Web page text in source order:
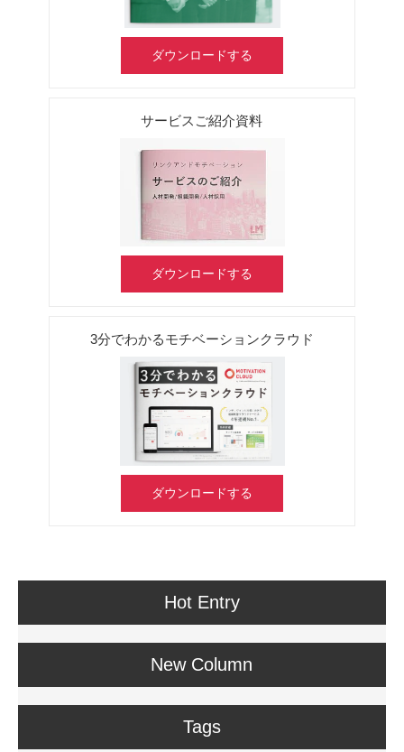
ダウンロードする
サービスご紹介資料
ダウンロードする
3分でわかるモチベーションクラウド
ダウンロードする
Hot Entry
New Column
Tags